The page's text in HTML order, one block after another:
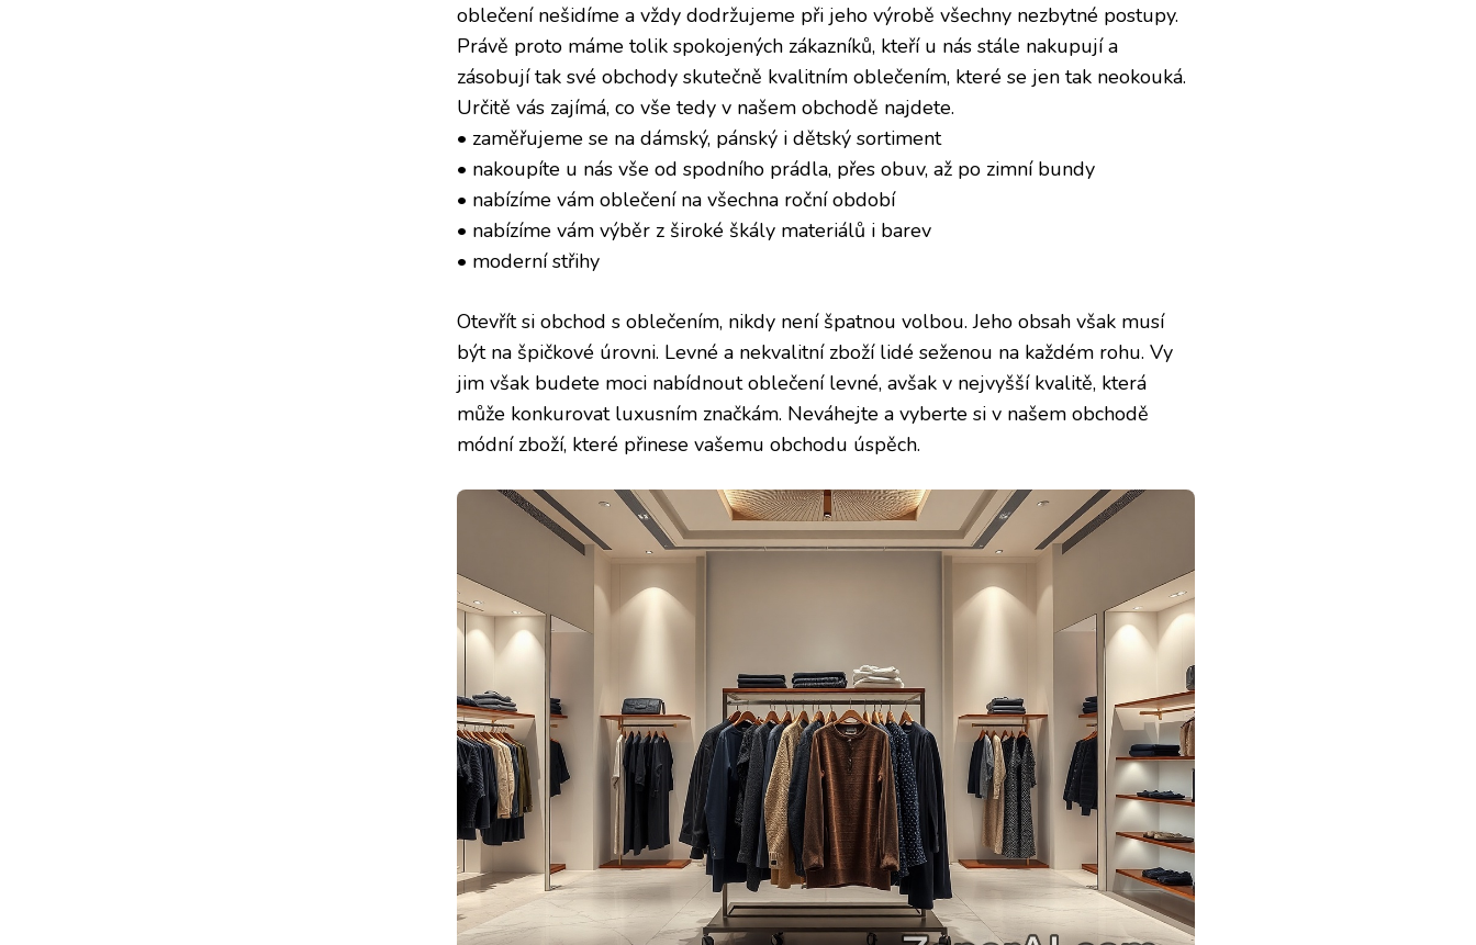
oblečení nešidíme a vždy dodržujeme při jeho výrobě všechny nezbytné postupy.
Právě proto máme tolik spokojených zákazníků, kteří u nás stále nakupují a
zásobují tak své obchody skutečně kvalitním oblečením, které se jen tak neokouká.
Určitě vás zajímá, co vše tedy v našem obchodě najdete.
• zaměřujeme se na dámský, pánský i dětský sortiment
• nakoupíte u nás vše od spodního prádla, přes obuv, až po zimní bundy
• nabízíme vám oblečení na všechna roční období
• nabízíme vám výběr z široké škály materiálů i barev
• moderní střihy
Otevřít si obchod s oblečením, nikdy není špatnou volbou. Jeho obsah však musí
být na špičkové úrovni. Levné a nekvalitní zboží lidé seženou na každém rohu. Vy
jim však budete moci nabídnout oblečení levné, avšak v nejvyšší kvalitě, která
může konkurovat luxusním značkám. Neváhejte a vyberte si v našem obchodě
módní zboží, které přinese vašemu obchodu úspěch.